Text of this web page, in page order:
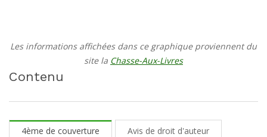
Les informations affichées dans ce graphique proviennent du
site la Chasse-Aux-Livres
Contenu
4ème de couverture Avis de droit d'auteur